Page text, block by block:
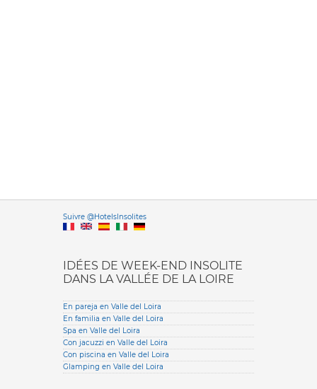
Suivre @HotelsInsolitesVersione
IDÉES DE WEEK-END INSOLITE
DANS LA VALLÉE DE LA LOIRE
En pareja en Valle del Loira
En familia en Valle del Loira
Spa en Valle del Loira
Con jacuzzi en Valle del Loira
Con piscina en Valle del Loira
Glamping en Valle del Loira